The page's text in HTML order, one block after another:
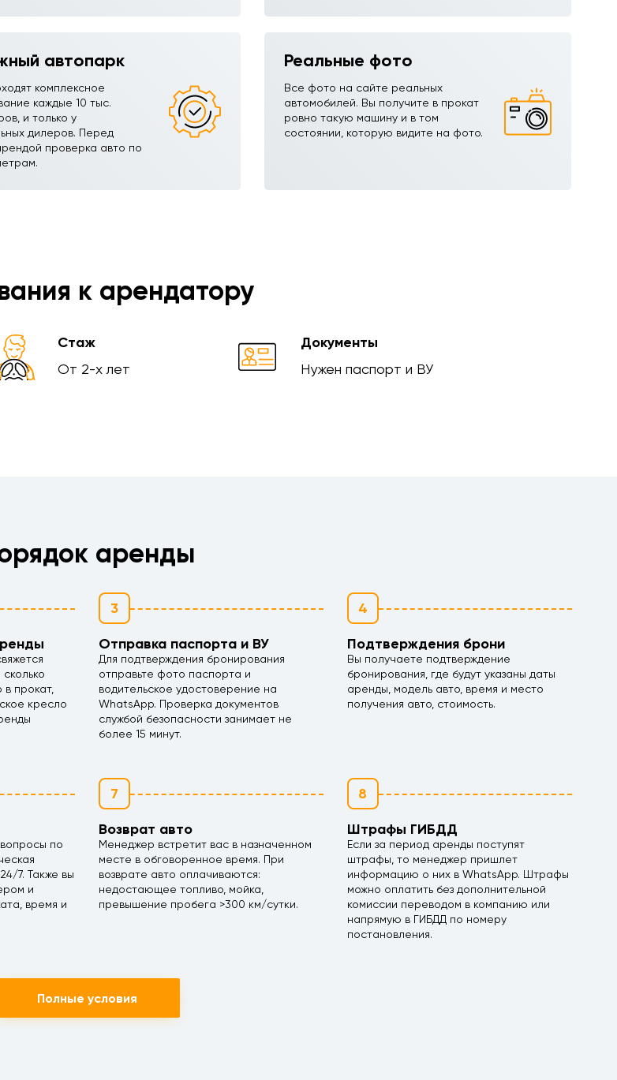
автопарк
комплексное
каждые 10 тыс.
и только у
дилеров. Перед
проверка авто по
Реальные фото
Все фото на сайте реальных
автомобилей. Вы получите в прокат
ровно такую машину и в том
состоянии, которую видите на фото.
к арендатору
Стаж
От 2-х лет
Документы
Нужен паспорт и ВУ
аренды
в прокат,
кресло
3
Отправка паспорта и ВУ
Для подтверждения бронирования
отправьте фото паспорта и
водительское удостоверение на
WhatsApp. Проверка документов
службой безопасности занимает не
более 15 минут.
4
Подтверждения брони
Вы получаете подтверждение
бронирования, где будут указаны даты
аренды, модель авто, время и место
получения авто, стоимость.
по
7. Также вы
и
время и
7
Возврат авто
Менеджер встретит вас в назначенном
месте в обговоренное время. При
возврате авто оплачиваются:
недостающее топливо, мойка,
превышение пробега >300 км/сутки.
8
Штрафы ГИБДД
Если за период аренды поступят
штрафы, то менеджер пришлет
информацию о них в WhatsApp. Штрафы
можно оплатить без дополнительной
комиссии переводом в компанию или
напрямую в ГИБДД по номеру
постановления.
Полные условия